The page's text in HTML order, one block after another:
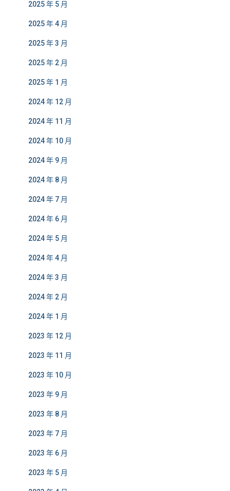
2025 年 5 月
2025 年 4 月
2025 年 3 月
2025 年 2 月
2025 年 1 月
2024 年 12 月
2024 年 11 月
2024 年 10 月
2024 年 9 月
2024 年 8 月
2024 年 7 月
2024 年 6 月
2024 年 5 月
2024 年 4 月
2024 年 3 月
2024 年 2 月
2024 年 1 月
2023 年 12 月
2023 年 11 月
2023 年 10 月
2023 年 9 月
2023 年 8 月
2023 年 7 月
2023 年 6 月
2023 年 5 月